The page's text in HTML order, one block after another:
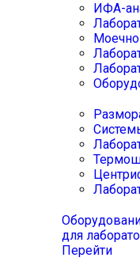
ИФА-
для
Перейти